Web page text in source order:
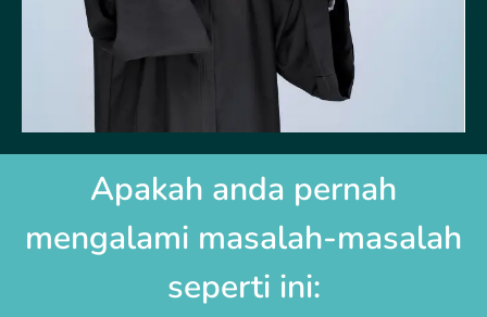
Apakah anda pernah
mengalami masalah-masalah
seperti ini: